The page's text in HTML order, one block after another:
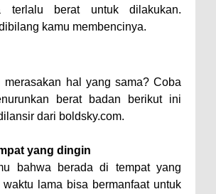
terlalu berat untuk dilakukan.
kamu membencinya.
merasakan hal yang sama? Coba
berat badan berikut ini
dari boldsky.com.
yang dingin
bahwa berada di tempat yang
lama bisa bermanfaat untuk